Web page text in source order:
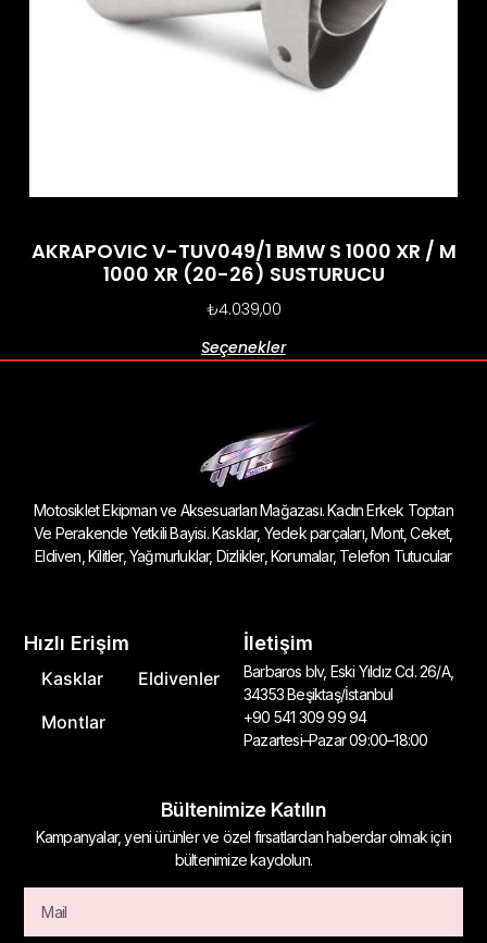
AKRAPOVIC V-TUV049/1 BMW S 1000 XR / M
1000 XR (20-26) SUSTURUCU
₺4.039,00
Seçenekler
Motosiklet Ekipman ve Aksesuarları Mağazası. Kadın Erkek Toptan
Ve Perakende Yetkili Bayisi. Kasklar, Yedek parçaları, Mont, Ceket,
Eldiven, Kilitler, Yağmurluklar, Dizlikler, Korumalar, Telefon Tutucular
Hızlı Erişim
Kasklar
Eldivenler
Montlar
İletişim
Barbaros blv, Eski Yıldız Cd. 26/A,
34353 Beşiktaş/İstanbul
+90 541 309 99 94
Pazartesi–Pazar 09:00–18:00
Bültenimize Katılın
Kampanyalar, yeni ürünler ve özel fırsatlardan haberdar olmak için
bültenimize kaydolun.